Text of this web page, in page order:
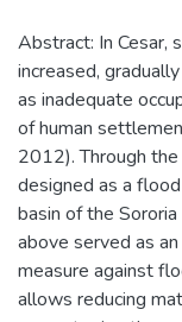
Abstract: In Cesar,
increased,
as inadequate
of human
2012). Through
designed as a
basin of the Sororia
above served as
measure against
allows reducing